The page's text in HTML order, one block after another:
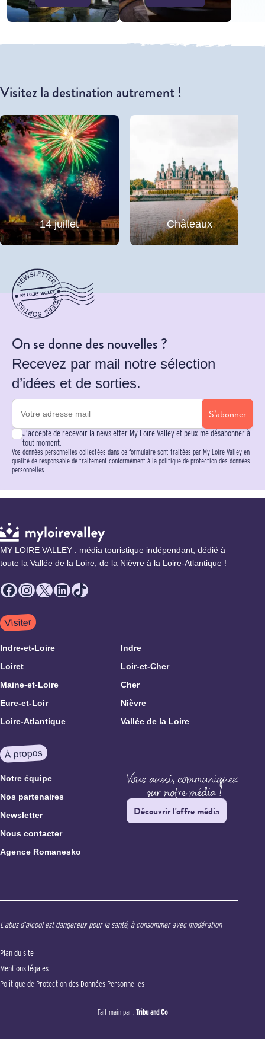
Visitez la destination autrement !
14 juillet Châteaux
On se donne des nouvelles ?
Recevez par mail notre sélection
d’idées et de sorties.
S’abonner
J’accepte de recevoir la newsletter My Loire Valley et peux me désabonner à
tout moment.
Vos données personnelles collectées dans ce formulaire sont traitées par My Loire Valley en
qualité de responsable de traitement conformément à la politique de protection des données
personnelles.
MY LOIRE VALLEY : média touristique indépendant, dédié à
toute la Vallée de la Loire, de la Nièvre à la Loire-Atlantique !
Facebook
Instagram
X LinkedIn
TikTok
Visiter
Indre-et-Loire
Indre
Loiret
Loir-et-Cher
Maine-et-Loire
Cher
Eure-et-Loir
Nièvre
Loire-Atlantique
Vallée de la Loire
À propos
Notre équipe
Nos partenaires
Newsletter
Nous contacter
Agence Romanesko
Découvrir l'offre média
L’abus d’alcool est dangereux pour la santé, à consommer avec modération
Plan du site
Mentions légales
Politique de Protection des Données Personnelles
Fait main par : Tribu and Co